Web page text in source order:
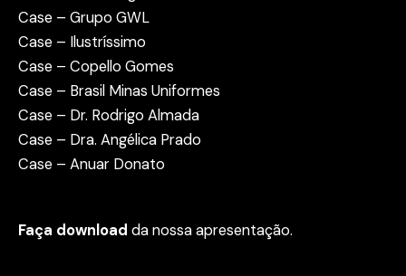
Case – Grupo GWL
Case – Ilustríssimo
Case – Copello Gomes
Case – Brasil Minas Uniformes
Case – Dr. Rodrigo Almada
Case – Dra. Angélica Prado
Case – Anuar Donato
Faça download da nossa apresentação.